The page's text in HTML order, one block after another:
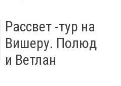
Рассвет -тур на
Вишеру. Полюд
и Ветлан